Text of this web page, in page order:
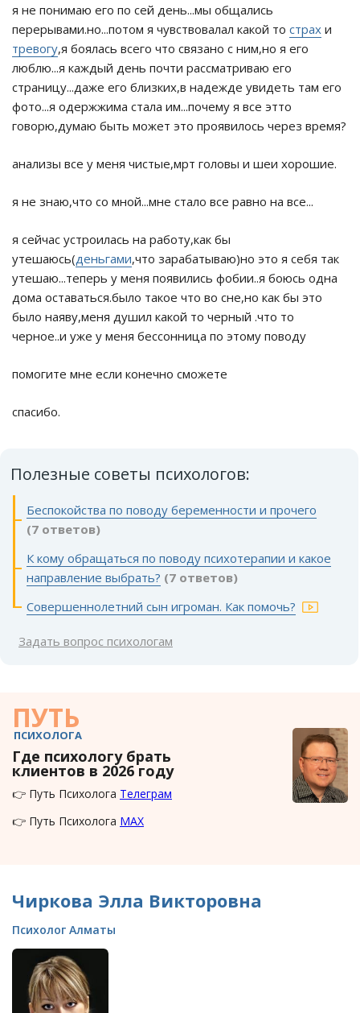
я не понимаю его по сей день...мы общались
перерывами.но...потом я чувствовалал какой то страх и
тревогу,я боялась всего что связано с ним,но я его
люблю...я каждый день почти рассматриваю его
страницу...даже его близких,в надежде увидеть там его
фото...я одержжима стала им...почему я все этто
говорю,думаю быть может это проявилось через время?
анализы все у меня чистые,мрт головы и шеи хорошие.
я не знаю,что со мной...мне стало все равно на все...
я сейчас устроилась на работу,как бы
утешаюсь(деньгами,что зарабатываю)но это я себя так
утешаю...теперь у меня появились фобии..я боюсь одна
дома оставаться.было такое что во сне,но как бы это
было наяву,меня душил какой то черный .что то
черное..и уже у меня бессонница по этому поводу
помогите мне если конечно сможете
спасибо.
Полезные советы психологов:
Беспокойства по поводу беременности и прочего
(7 ответов)
К кому обращаться по поводу психотерапии и какое
направление выбрать? (7 ответов)
Совершеннолетний сын игроман. Как помочь?
Задать вопрос психологам
ПУТЬ
ПСИХОЛОГА
Где психологу брать
клиентов в 2026 году
👉 Путь Психолога Телеграм
👉 Путь Психолога MAX
Чиркова Элла Викторовна
Психолог Алматы